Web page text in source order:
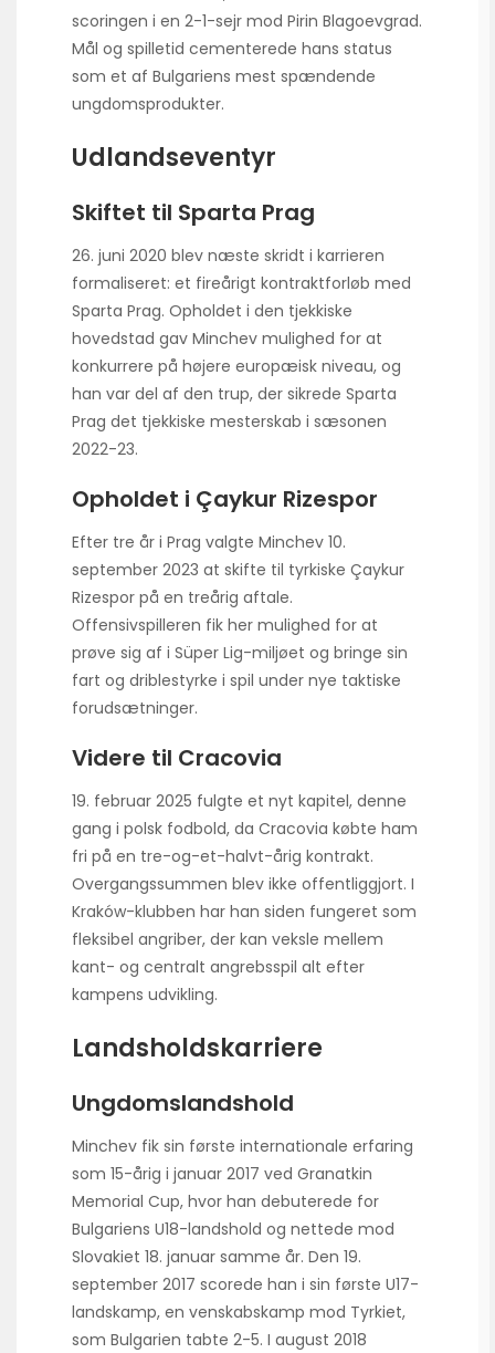
scoringen i en 2-1-sejr mod Pirin Blagoevgrad.
Mål og spilletid cementerede hans status
som et af Bulgariens mest spændende
ungdomsprodukter.
Udlandseventyr
Skiftet til Sparta Prag
26. juni 2020 blev næste skridt i karrieren
formaliseret: et fireårigt kontraktforløb med
Sparta Prag. Opholdet i den tjekkiske
hovedstad gav Minchev mulighed for at
konkurrere på højere europæisk niveau, og
han var del af den trup, der sikrede Sparta
Prag det tjekkiske mesterskab i sæsonen
2022-23.
Opholdet i Çaykur Rizespor
Efter tre år i Prag valgte Minchev 10.
september 2023 at skifte til tyrkiske Çaykur
Rizespor på en treårig aftale.
Offensivspilleren fik her mulighed for at
prøve sig af i Süper Lig-miljøet og bringe sin
fart og driblestyrke i spil under nye taktiske
forudsætninger.
Videre til Cracovia
19. februar 2025 fulgte et nyt kapitel, denne
gang i polsk fodbold, da Cracovia købte ham
fri på en tre-og-et-halvt-årig kontrakt.
Overgangssummen blev ikke offentliggjort. I
Kraków-klubben har han siden fungeret som
fleksibel angriber, der kan veksle mellem
kant- og centralt angrebsspil alt efter
kampens udvikling.
Landsholdskarriere
Ungdomslandshold
Minchev fik sin første internationale erfaring
som 15-årig i januar 2017 ved Granatkin
Memorial Cup, hvor han debuterede for
Bulgariens U18-landshold og nettede mod
Slovakiet 18. januar samme år. Den 19.
september 2017 scorede han i sin første U17-
landskamp, en venskabskamp mod Tyrkiet,
som Bulgarien tabte 2-5. I august 2018